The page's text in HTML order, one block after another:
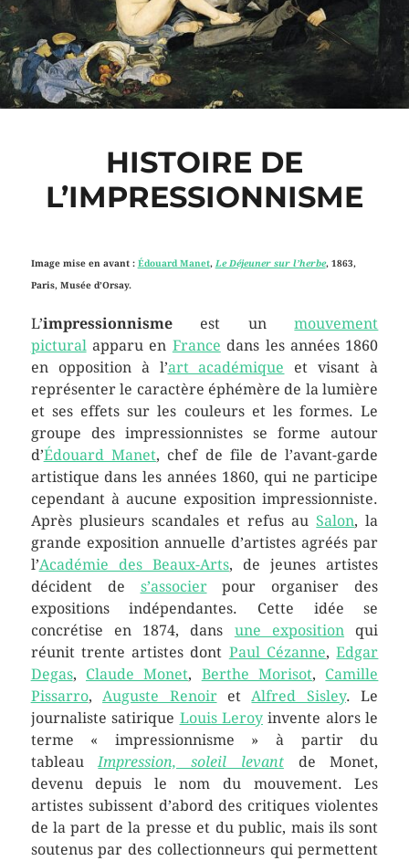
HISTOIRE DE
L’IMPRESSIONNISME
Image mise en avant : Édouard Manet, Le Déjeuner sur l’herbe, 1863,
Paris, Musée d’Orsay.
L’impressionnismeest unmouvement
pictural apparu en France dans les années 1860
en opposition à l’art académique et visant à
représenter le caractère éphémère de la lumière
et ses effets sur les couleurs et les formes. Le
groupe des impressionnistes se forme autour
d’Édouard Manet, chef de file de l’avant-garde
artistique dans les années 1860, qui ne participe
cependant à aucune exposition impressionniste.
Après plusieurs scandales et refus auSalon, la
grande exposition annuelle d’artistes agréés par
l’Académie des Beaux-Arts, de jeunes artistes
décident de s’associerpour organiser des
expositions indépendantes. Cette idée se
concrétise en 1874, dans une exposition qui
réunit trente artistes dont Paul Cézanne,Edgar
Degas, Claude Monet, Berthe Morisot, Camille
Pissarro, Auguste Renoiret Alfred Sisley. Le
journaliste satirique Louis Leroy invente alors le
terme « impressionnisme » à partir du
tableau Impression, soleil levantde Monet,
devenu depuis le nom du mouvement. Les
artistes subissent d’abord des critiques violentes
de la part de la presse et du public, mais ils sont
soutenus par des collectionneurs qui permettent